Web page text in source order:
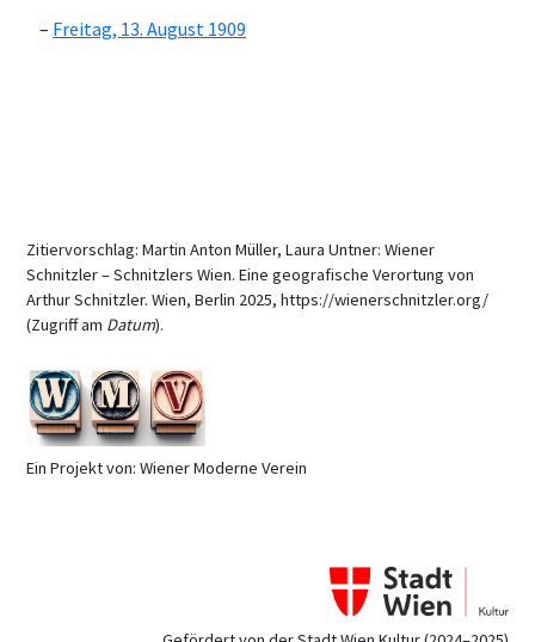
Freitag, 13. August 1909
Zitiervorschlag: Martin Anton Müller, Laura Untner: Wiener
Schnitzler – Schnitzlers Wien. Eine geografische Verortung von
Arthur Schnitzler. Wien, Berlin 2025, https://wienerschnitzler.org/
(Zugriff am Datum).
Ein Projekt von: Wiener Moderne Verein